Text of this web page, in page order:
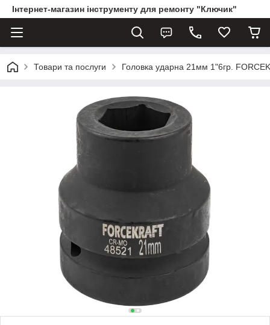
Інтернет-магазин інструменту для ремонту "Ключик"
Товари та послуги Головка ударна 21мм 1"6гр.